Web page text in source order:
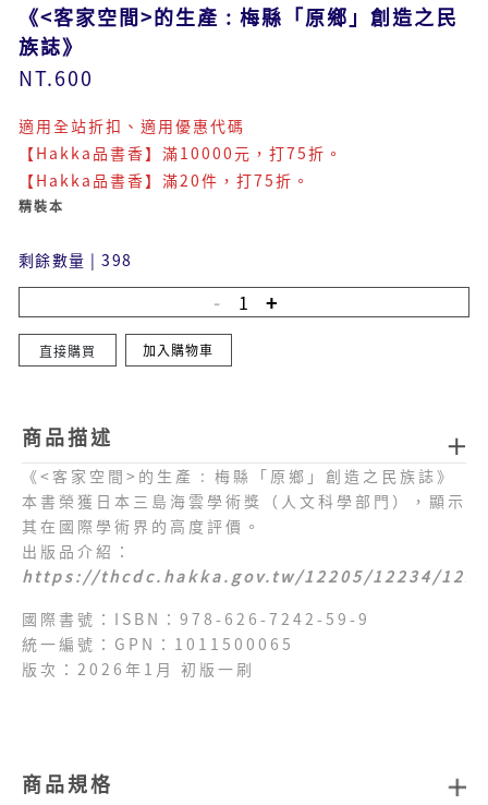
《<客家空間>的生產 : 梅縣「原鄉」創造之民
族誌》
NT.600
適用全站折扣、適用優惠代碼
【Hakka品書香】滿10000元，打75折。
【Hakka品書香】滿20件，打75折。
精裝本
剩餘數量 | 398
直接購買 加入購物車
商品描述
《<客家空間>的生產 : 梅縣「原鄉」創造之民族誌》
本書榮獲日本三島海雲學術獎（人文科學部門），顯示
其在國際學術界的高度評價。
出版品介紹：
https://thcdc.hakka.gov.tw/12205/12234/
國際書號：ISBN：978-626-7242-59-9
統一編號：GPN：1011500065
版次：2026年1月 初版一刷
商品規格